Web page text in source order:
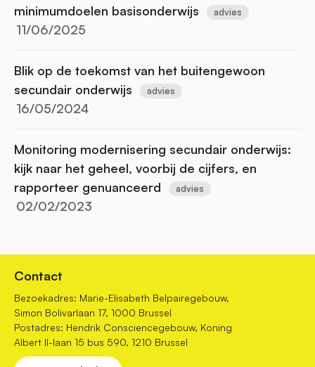
minimumdoelen basisonderwijs
advies
11/06/2025
Blik op de toekomst van het buitengewoon
secundair onderwijs
advies
16/05/2024
Monitoring modernisering secundair onderwijs:
kijk naar het geheel, voorbij de cijfers, en
rapporteer genuanceerd
advies
02/02/2023
Contact
Bezoekadres: Marie-Elisabeth Belpairegebouw,
Simon Bolivarlaan 17, 1000 Brussel
Postadres: Hendrik Consciencegebouw, Koning
Albert II-laan 15 bus 590, 1210 Brussel